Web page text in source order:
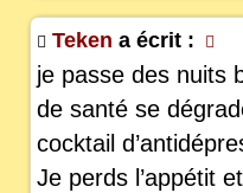
Teken a écrit :
je passe des nuits
de santé se
cocktail
Je perds l’appétit